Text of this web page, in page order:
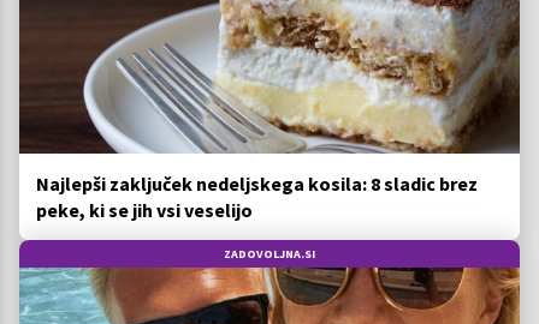
Najlepši zaključek nedeljskega kosila: 8 sladic brez
peke, ki se jih vsi veselijo
ZADOVOLJNA.SI